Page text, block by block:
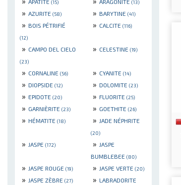
(15) (13)
» AZURITE (58) » BARYTINE (41)
» BOIS PÉTRIFIÉ
(12)
» CALCITE (116)
» CAMPO DEL CIELO
(23)
» CELESTINE (19)
» CORNALINE (56) » CYANITE (14)
» DIOPSIDE (12) » DOLOMITE (23)
» EPIDOTE (20) » FLUORITE (25)
» GARNIÈRITE (23) » GOETHITE (26)
» HÉMATITE (18) » JADE NÉPHRITE
(20)
» JASPE (172) » JASPE
BUMBLEBEE (80)
» JASPE ROUGE (19) » JASPE VERTE (20)
» JASPE ZÈBRE (27) » LABRADORITE